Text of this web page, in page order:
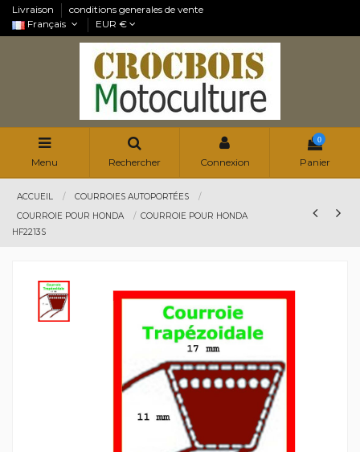
Livraison
conditions generales de vente
Français
EUR €
Menu Rechercher Connexion
0
Panier
ACCUEIL
COURROIES AUTOPORTÉES
COURROIE POUR HONDA
COURROIE POUR HONDA
HF2213S